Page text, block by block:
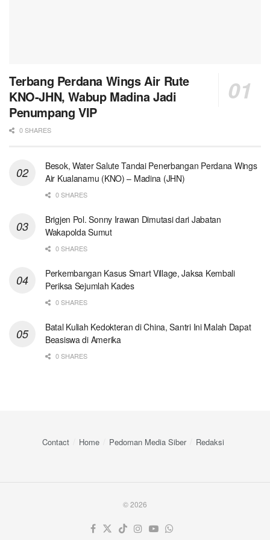
Terbang Perdana Wings Air Rute
KNO-JHN, Wabup Madina Jadi
Penumpang VIP
0 SHARES
Besok, Water Salute Tandai Penerbangan Perdana Wings
Air Kualanamu (KNO) – Madina (JHN)
0 SHARES
Brigjen Pol. Sonny Irawan Dimutasi dari Jabatan
Wakapolda Sumut
0 SHARES
Perkembangan Kasus Smart Village, Jaksa Kembali
Periksa Sejumlah Kades
0 SHARES
Batal Kuliah Kedokteran di China, Santri Ini Malah Dapat
Beasiswa di Amerika
0 SHARES
Contact Home Pedoman Media Siber Redaksi
© 2026